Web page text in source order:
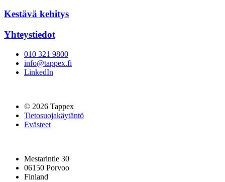
Kestävä kehitys
Yhteystiedot
010 321 9800
info@tappex.fi
LinkedIn
© 2026 Tappex
Tietosuojakäytäntö
Evästeet
Mestarintie 30
06150 Porvoo
Finland